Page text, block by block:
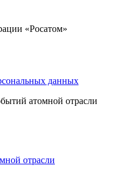
«Росатом»
данных
атомной отрасли
отрасли